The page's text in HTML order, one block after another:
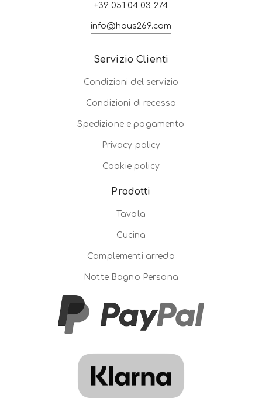
+39 051 04 03 274
info@haus269.com
Servizio Clienti
Condizioni del servizio
Condizioni di recesso
Spedizione e pagamento
Privacy policy
Cookie policy
Prodotti
Tavola
Cucina
Complementi arredo
Notte Bagno Persona